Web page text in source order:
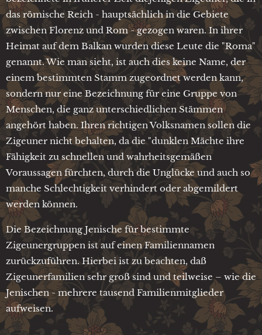
das römische Reich - hauptsächlich in die Gebiete
zwischen Florenz und Rom - gezogen waren. In ihrer
Heimat auf dem Balkan wurden diese Leute die "Roma"
genannt. Wie man sieht, ist auch dies keine Name, der
einem bestimmten Stamm zugeordnet werden kann,
sondern nur eine Bezeichnung für eine Gruppe von
Menschen, die ganz unterschiedlichen Stämmen
angehört haben. Ihren richtigen Volksnamen sollen die
Zigeuner nicht behalten, da die "dunklen Mächte ihre
Fähigkeit zu schnellen und wahrheitsgemäßen
Voraussagen fürchten, durch die Unglücke und auch so
manche Schlechtigkeit verhindert oder abgemildert
werden können.
Die Bezeichnung Jenische für bestimmte
Zigeunergruppen ist auf einen Familiennamen
zurückzuführen. Hierbei ist zu beachten, daß
Zigeunerfamilien sehr groß sind und teilweise – wie die
Jenischen - mehrere tausend Familienmitglieder
aufweisen.